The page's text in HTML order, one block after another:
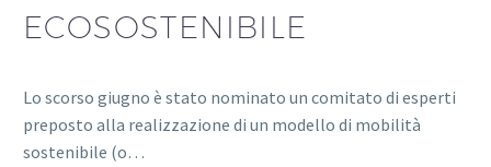
ECOSOSTENIBILE
Lo scorso giugno è stato nominato un comitato di esperti
preposto alla realizzazione di un modello di mobilità
sostenibile (o…